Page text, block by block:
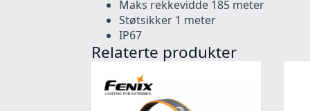
Maks rekkevidde 185 meter
Støtsikker 1 meter
IP67
Relaterte produkter